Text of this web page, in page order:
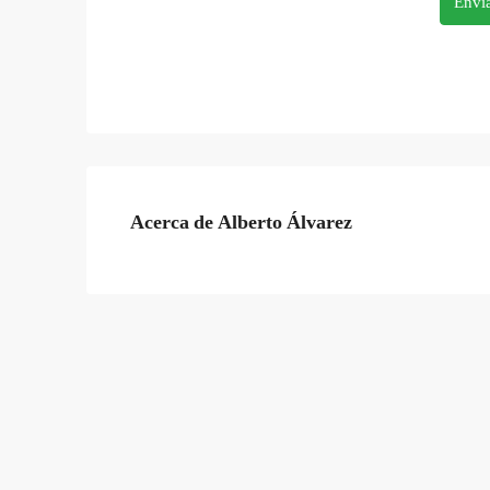
Acerca de Alberto Álvarez